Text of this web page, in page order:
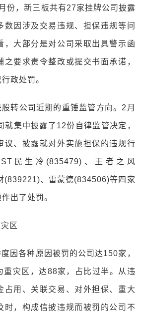
份，新三板共有27家挂牌公司披露
数因涉及交易违规、担保违规等问
，大部分是对公司采取出具警示函
之要求责令整改或提交书面承诺，
政处罚。
转公司近期的重锤监管方向。2月
就集中披露了12份自律监管决定，
议、披露就对外实施担保的违规行
民生冷(835479)、王者之风
(839221)、雷蒙德(834506)等四家
出了处罚。
区
因各种原因被罚的公司达150家，
重灾区，达88家，占比过半。从违
占用、关联交易、对外担保、重大
时，构成信披违规而被罚的公司不